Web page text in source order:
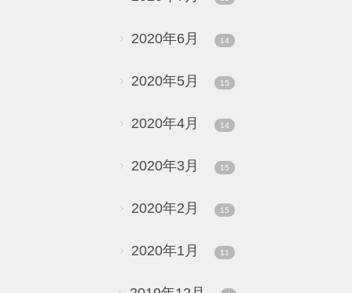
2020年6月 14
2020年5月 15
2020年4月 14
2020年3月 15
2020年2月 15
2020年1月 11